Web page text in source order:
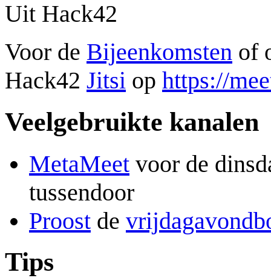
Uit Hack42
Voor de Bijeenkomsten of
Hack42 Jitsi op https://
Veelgebruikte kanalen
MetaMeet voor de
tussendoor
Proost de
Tips